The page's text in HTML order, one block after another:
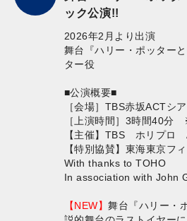
ック公演!!
2026年2月より出演
舞台『ハリー・ポッター
ター役
■公演概要■
［会場］TBS赤坂ACTシ
［上演時間］3時間40分
【主催】TBS ホリプロ
【特別協賛】東海東京フ
With thanks to TOHO
In association with John
【NEW】舞台『ハリー・